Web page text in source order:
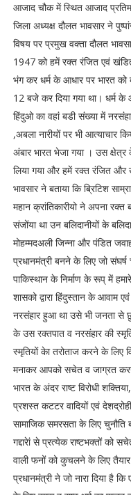
आजाद चौक में स्थित आजाद
जिला अध्यक्ष दौलत भावसार ने
विषय पर प्रमुख वक्ता दौलत
1947 को हमें रक्त रंजित एवं
भंग कर धर्म के आधार पर भारत को
12 बजे कर दिया गया था। धर्म के
हिंदुओ का वहां बडी संख्या में
,अबला नारीयों पर भी आत्याचार
अंबार भारत भेजा गया । उस
लिया गया और हमें रक्त रंजित और
भावसार ने बताया कि ब्रिटिश
महान क्रांतिकारीयो ने अपना
संजोंया था उन बलिदानीयों के
मोहम्मदअली जिन्ना और पंडित
प्रधानमंत्री बनने के लिए जो
पाकिस्थान के निर्माण के रूप् में
शासको द्वारा हिंदुस्तान के आवाम
नरसंहार हुआ था उसे भी जनता से
के उस रक्तपात व नरसंहार की
स्मृतियों केा तरोताज करने के लिए
मनाकर आपको सचेत व जाग्रत
भारत के अंदर राष्ट विरोधी
प्रशस्त कटटर वादियों एवं
सामाजिक समरसता के लिए
गद्दारेां से प्रत्येक राष्टभक्तों को
वाली फनों को कुचलने के लिए
प्रधानमंत्री ने जो नारा दिया है